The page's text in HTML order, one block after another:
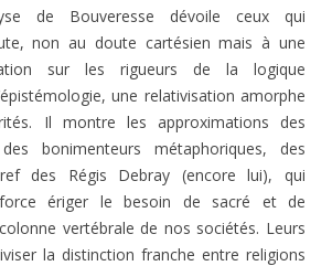
de Bouveresse dévoile ceux qui
non au doute cartésien mais à une
sur les rigueurs de la logique
une relativisation amorphe
Il montre les approximations des
bonimenteurs métaphoriques, des
des Régis Debray (encore lui), qui
ériger le besoin de sacré et de
vertébrale de nos sociétés. Leurs
la distinction franche entre religions